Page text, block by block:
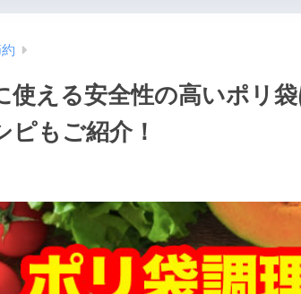
使える安全性の高いポリ
ピもご紹介！